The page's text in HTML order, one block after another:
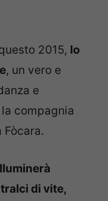
2015, lo
, un vero e
e
compagnia
Fòcara.
di vite,